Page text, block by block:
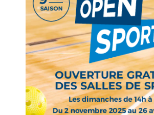
Annonces et
Construction et
Enfance/jeunesse